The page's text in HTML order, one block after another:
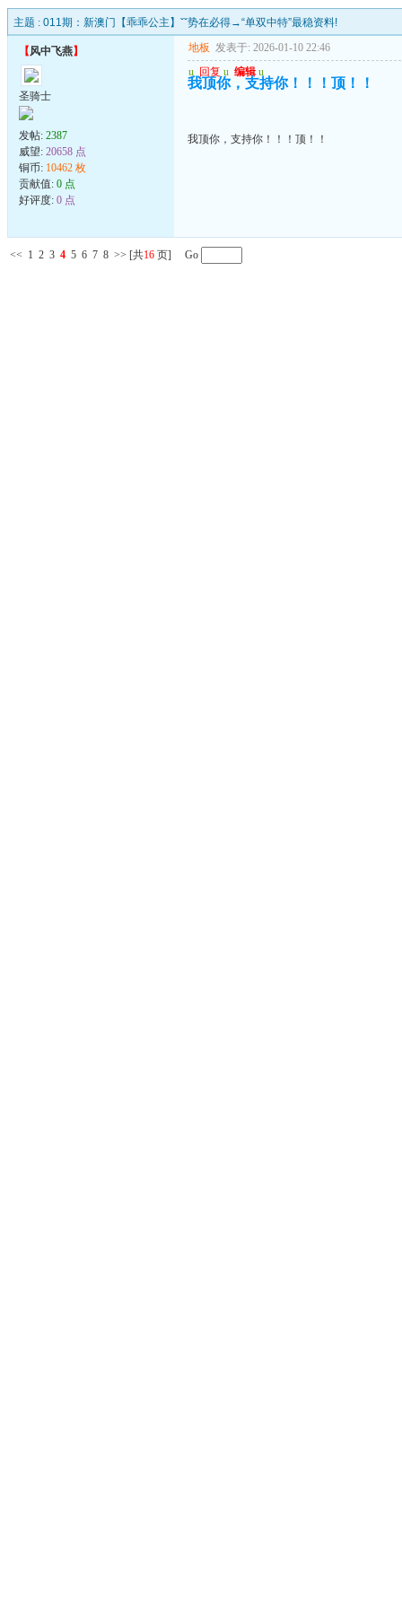
主题 : 011期：新澳门【乖乖公主】ˇˇ势在必得→“单双中特”最稳资料!
【风中飞燕】
圣骑士
发帖: 2387
威望: 20658 点
铜币: 10462 枚
贡献值: 0 点
好评度: 0 点
地板 发表于: 2026-01-10 22:46
u 回复 u 编辑 u
我顶你，支持你！！！顶！！
我顶你，支持你！！！顶！！
<< 1 2 3 4 5 6 7 8 >> [共16 页] Go